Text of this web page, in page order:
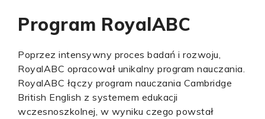
Program RoyalABC
Poprzez intensywny proces badań i rozwoju,
RoyalABC opracował unikalny program nauczania.
RoyalABC łączy program nauczania Cambridge
British English z systemem edukacji
wczesnoszkolnej, w wyniku czego powstał